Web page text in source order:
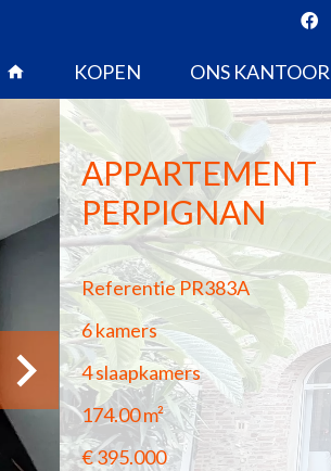
KOPEN ONS KANTOOR
APPARTEMENT
PERPIGNAN
ReferentiePR383A
6 kamers
4 slaapkamers
174.00m²
€ 395.000